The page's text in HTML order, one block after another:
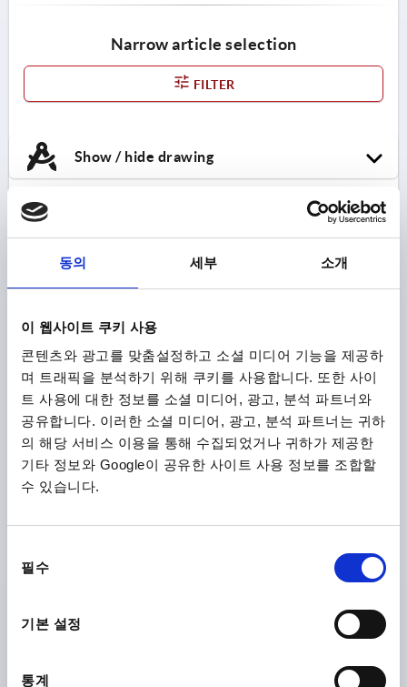
동의 세부 소개
이 웹사이트 쿠키 사용
콘텐츠와 광고를 맞춤설정하고 소셜 미디어 기능을 제공하
며 트래픽을 분석하기 위해 쿠키를 사용합니다. 또한 사이
트 사용에 대한 정보를 소셜 미디어, 광고, 분석 파트너와
공유합니다. 이러한 소셜 미디어, 광고, 분석 파트너는 귀하
의 해당 서비스 이용을 통해 수집되었거나 귀하가 제공한
기타 정보와 Google이 공유한 사이트 사용 정보를 조합할
수 있습니다.
필수
기본 설정
통계
Narrow article selection
FILTER
Show / hide drawing
plate
PLATE WITH EXTENSION SIZE:80, FORM:C
THERMOPLASTIC, D=79
FORM=C
HEIGHT=19
LOAD RATING MAX. KN=30
Order number:
₩14,920
PRODUCT DETAILS
CAD